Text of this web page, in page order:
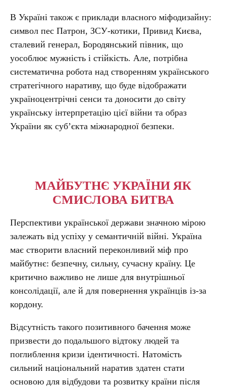
В Україні також є приклади власного міфодизайну:
символ пес Патрон, ЗСУ-котики, Привид Києва,
сталевий генерал, Бородянський півник, що
уособлює мужність і стійкість. Але, потрібна
систематична робота над створенням українського
стратегічного наративу, що буде відображати
україноцентрічні сенси та доносити до світу
українську інтерпретацію цієї війни та образ
України як суб’єкта міжнародної безпеки.
МАЙБУТНЄ УКРАЇНИ ЯК
СМИСЛОВА БИТВА
Перспективи української держави значною мірою
залежать від успіху у семантичній війні. Україна
має створити власний переконливий міф про
майбутнє: безпечну, сильну, сучасну країну. Це
критично важливо не лише для внутрішньої
консолідації, але й для повернення українців із-за
кордону.
Відсутність такого позитивного бачення може
призвести до подальшого відтоку людей та
поглиблення кризи ідентичності. Натомість
сильний національний наратив здатен стати
основою для відбудови та розвитку країни після